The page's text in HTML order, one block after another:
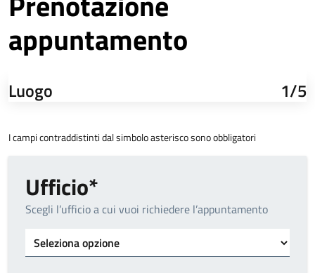
appuntamento
Luogo 1/5
I campi contraddistinti dal simbolo asterisco sono obbligatori
Ufficio*
Scegli l’ufficio a cui vuoi richiedere l’appuntamento
Tipo di ufficio